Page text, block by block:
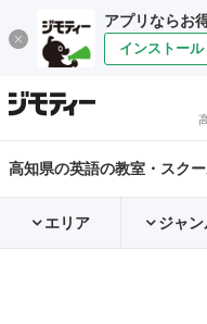
アプリならお
インストール
高知県の英語の教室・スク
エリア ジャン